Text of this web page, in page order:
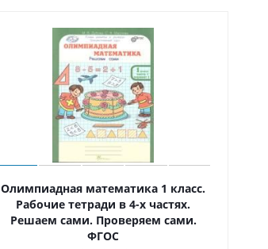
Олимпиадная математика 1 класс.
Рабочие тетради в 4-х частях.
Решаем сами. Проверяем сами.
ФГОС